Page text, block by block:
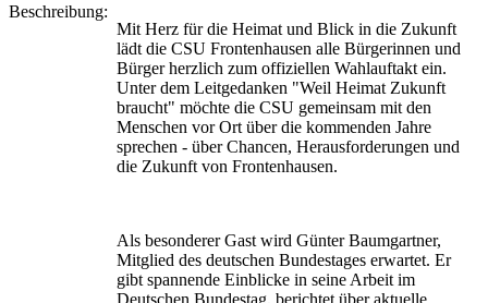
Beschreibung:
Mit Herz für die Heimat und Blick in die Zukunft
lädt die CSU Frontenhausen alle Bürgerinnen und
Bürger herzlich zum offiziellen Wahlauftakt ein.
Unter dem Leitgedanken "Weil Heimat Zukunft
braucht" möchte die CSU gemeinsam mit den
Menschen vor Ort über die kommenden Jahre
sprechen - über Chancen, Herausforderungen und
die Zukunft von Frontenhausen.
Als besonderer Gast wird Günter Baumgartner,
Mitglied des deutschen Bundestages erwartet. Er
gibt spannende Einblicke in seine Arbeit im
Deutschen Bundestag, berichtet über aktuelle